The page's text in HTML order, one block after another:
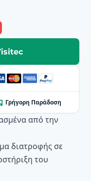
Γρήγορη Παράδοση
από την
διατροφής σε
του